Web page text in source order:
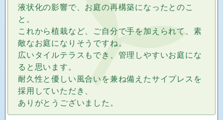
液状化の影響で、お庭の再構築になったとのこ
と。
これから植栽など、ご自分で手を加えられて、素
敵なお庭になりそうですね。
広いタイルテラスもでき、管理しやすいお庭にな
ると思います。
耐久性と優しい風合いを兼ね備えたサイプレスを
採用していただき、
ありがとうございました。